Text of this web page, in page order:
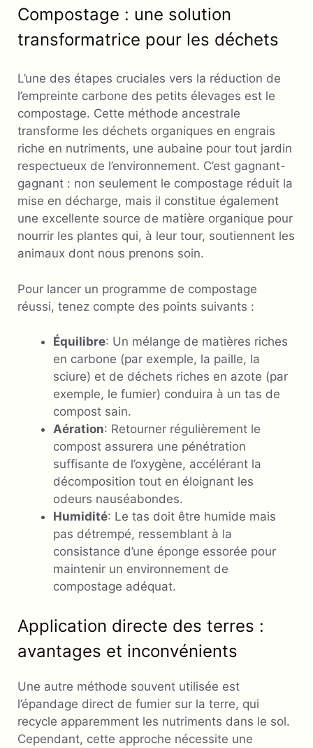
Compostage : une solution
transformatrice pour les déchets
L’une des étapes cruciales vers la réduction de
l’empreinte carbone des petits élevages est le
compostage. Cette méthode ancestrale
transforme les déchets organiques en engrais
riche en nutriments, une aubaine pour tout jardin
respectueux de l’environnement. C’est gagnant-
gagnant : non seulement le compostage réduit la
mise en décharge, mais il constitue également
une excellente source de matière organique pour
nourrir les plantes qui, à leur tour, soutiennent les
animaux dont nous prenons soin.
Pour lancer un programme de compostage
réussi, tenez compte des points suivants :
Équilibre: Un mélange de matières riches
en carbone (par exemple, la paille, la
sciure) et de déchets riches en azote (par
exemple, le fumier) conduira à un tas de
compost sain.
Aération: Retourner régulièrement le
compost assurera une pénétration
suffisante de l’oxygène, accélérant la
décomposition tout en éloignant les
odeurs nauséabondes.
Humidité: Le tas doit être humide mais
pas détrempé, ressemblant à la
consistance d’une éponge essorée pour
maintenir un environnement de
compostage adéquat.
Application directe des terres :
avantages et inconvénients
Une autre méthode souvent utilisée est
l’épandage direct de fumier sur la terre, qui
recycle apparemment les nutriments dans le sol.
Cependant, cette approche nécessite une